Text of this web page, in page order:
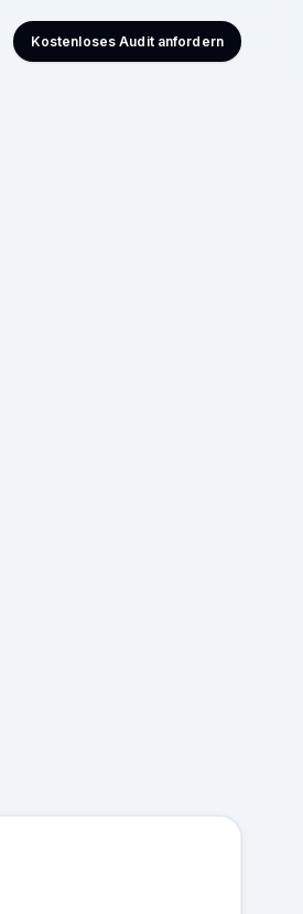
Kostenloses Audit anfordern